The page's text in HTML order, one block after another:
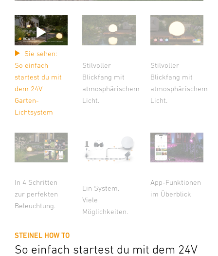
Sie sehen:
So einfach
startest du mit
dem 24V
Garten-
Lichtsystem
Stilvoller
Blickfang mit
atmosphärischem
Licht.
Stilvoller
Blickfang mit
atmosphärischem
Licht.
In 4 Schritten
zur perfekten
Beleuchtung.
Ein System.
Viele
Möglichkeiten.
App-Funktionen
im Überblick
STEINEL HOW TO
So einfach startest du mit dem 24V